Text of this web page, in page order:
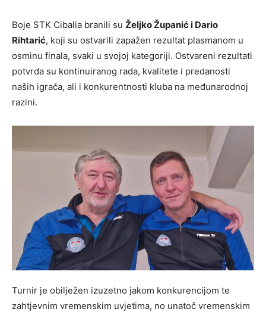
Boje STK Cibalia branili su Željko Županić i Dario
Rihtarić, koji su ostvarili zapažen rezultat plasmanom u
osminu finala, svaki u svojoj kategoriji. Ostvareni rezultati
potvrda su kontinuiranog rada, kvalitete i predanosti
naših igrača, ali i konkurentnosti kluba na međunarodnoj
razini.
Turnir je obilježen izuzetno jakom konkurencijom te
zahtjevnim vremenskim uvjetima, no unatoč vremenskim